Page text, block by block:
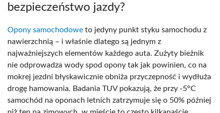
bezpieczeństwo jazdy?
Opony samochodowe to jedyny punkt styku samochodu z
nawierzchnią – i właśnie dlatego są jednym z
najważniejszych elementów każdego auta. Zużyty bieżnik
nie odprowadza wody spod opony tak jak powinien, co na
mokrej jezdni błyskawicznie obniża przyczepność i wydłuża
drogę hamowania. Badania TUV pokazują, że przy -5°C
samochód na oponach letnich zatrzymuje się o 50% później